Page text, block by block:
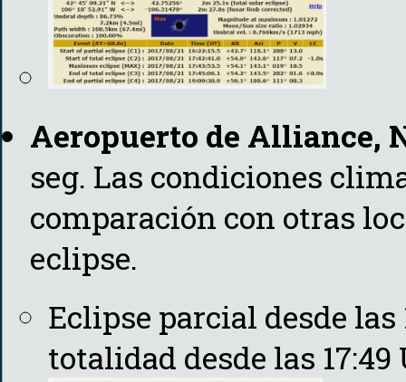
Aeropuerto de Alliance,
seg. Las condiciones
comparación con otras
eclipse.
Eclipse parcial desde las
totalidad desde las 17:49